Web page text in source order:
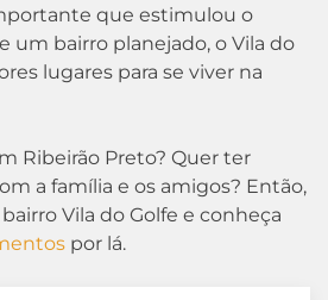
que estimulou o
um bairro planejado, o Vila do
lugares para se viver na
Ribeirão Preto? Quer ter
a família e os amigos? Então,
Vila do Golfe e conheça
por lá.